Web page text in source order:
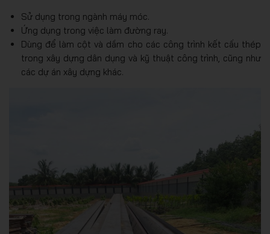
Sử dụng trong ngành máy móc.
Ứng dụng trong việc làm đường ray.
Dùng để làm cột và dầm cho các công trình kết cấu thép
trong xây dựng dân dụng và kỹ thuật công trình, cũng như
các dự án xây dựng khác.